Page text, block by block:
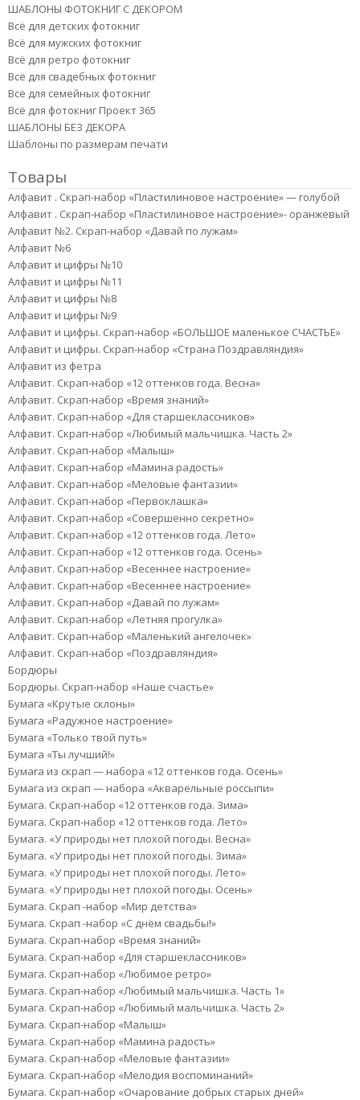
ШАБЛОНЫ ФОТОКНИГ С ДЕКОРОМ
Всё для детских фотокниг
Всё для мужских фотокниг
Всё для ретро фотокниг
Всё для свадебных фотокниг
Всё для семейных фотокниг
Всё для фотокниг Проект 365
ШАБЛОНЫ БЕЗ ДЕКОРА
Шаблоны по размерам печати
Товары
Алфавит . Скрап-набор «Пластилиновое настроение» — голубой
Алфавит . Скрап-набор «Пластилиновое настроение»- оранжевый
Алфавит №2. Скрап-набор «Давай по лужам»
Алфавит №6
Алфавит и цифры №10
Алфавит и цифры №11
Алфавит и цифры №8
Алфавит и цифры №9
Алфавит и цифры. Скрап-набор «БОЛЬШОЕ маленькое СЧАСТЬЕ»
Алфавит и цифры. Скрап-набор «Страна Поздравляндия»
Алфавит из фетра
Алфавит. Скрап-набор «12 оттенков года. Весна»
Алфавит. Скрап-набор «Время знаний»
Алфавит. Скрап-набор «Для старшеклассников»
Алфавит. Скрап-набор «Любимый мальчишка. Часть 2»
Алфавит. Скрап-набор «Малыш»
Алфавит. Скрап-набор «Мамина радость»
Алфавит. Скрап-набор «Меловые фантазии»
Алфавит. Скрап-набор «Первоклашка»
Алфавит. Скрап-набор «Совершенно секретно»
Алфавит. Скрап-набор «12 оттенков года. Лето»
Алфавит. Скрап-набор «12 оттенков года. Осень»
Алфавит. Скрап-набор «Весеннее настроение»
Алфавит. Скрап-набор «Весеннее настроение»
Алфавит. Скрап-набор «Давай по лужам»
Алфавит. Скрап-набор «Летняя прогулка»
Алфавит. Скрап-набор «Маленький ангелочек»
Алфавит. Скрап-набор «Поздравляндия»
Бордюры
Бордюры. Скрап-набор «Наше счастье»
Бумага «Крутые склоны»
Бумага «Радужное настроение»
Бумага «Только твой путь»
Бумага «Ты лучший!»
Бумага из скрап — набора «12 оттенков года. Осень»
Бумага из скрап — набора «Акварельные россыпи»
Бумага. Скрап-набор «12 оттенков года. Зима»
Бумага. Скрап-набор «12 оттенков года. Лето»
Бумага. «У природы нет плохой погоды. Весна»
Бумага. «У природы нет плохой погоды. Зима»
Бумага. «У природы нет плохой погоды. Лето»
Бумага. «У природы нет плохой погоды. Осень»
Бумага. Скрап -набор «Мир детства»
Бумага. Скрап -набор «С днём свадьбы!»
Бумага. Скрап-набор «Время знаний»
Бумага. Скрап-набор «Для старшеклассников»
Бумага. Скрап-набор «Любимое ретро»
Бумага. Скрап-набор «Любимый мальчишка. Часть 1»
Бумага. Скрап-набор «Любимый мальчишка. Часть 2»
Бумага. Скрап-набор «Малыш»
Бумага. Скрап-набор «Мамина радость»
Бумага. Скрап-набор «Меловые фантазии»
Бумага. Скрап-набор «Мелодия воспоминаний»
Бумага. Скрап-набор «Очарование добрых старых дней»